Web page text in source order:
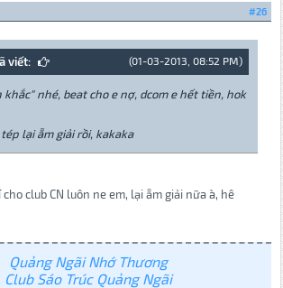
#26
(01-03-2013, 08:52 PM)
viết:
khắc" nhé, beat cho e nợ, dcom e hết tiền, hok
lại ẵm giải rồi, kakaka
club CN luôn ne em, lại ẵm giải nữa à, hê
Quảng Ngãi Nhớ Thương
Club Sáo Trúc Quảng Ngãi